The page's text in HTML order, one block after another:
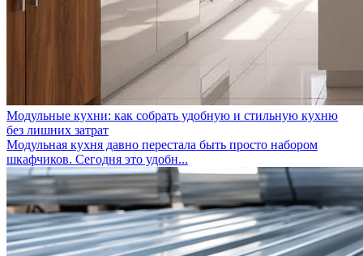
Модульные кухни: как собрать удобную и стильную кухню
без лишних затрат
Модульная кухня давно перестала быть просто набором
шкафчиков. Сегодня это удобн...